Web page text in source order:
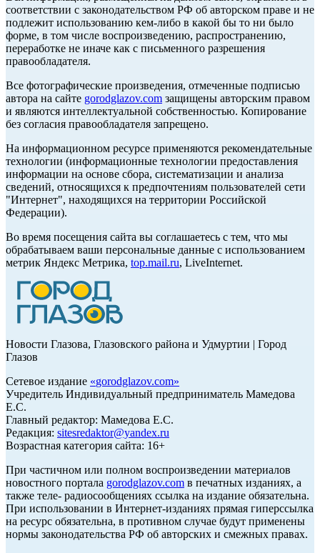
соответствии с законодательством РФ об авторском праве и не
подлежит использованию кем-либо в какой бы то ни было
форме, в том числе воспроизведению, распространению,
переработке не иначе как с письменного разрешения
правообладателя.
Все фотографические произведения, отмеченные подписью
автора на сайте gorodglazov.com защищены авторским правом
и являются интеллектуальной собственностью. Копирование
без согласия правообладателя запрещено.
На информационном ресурсе применяются рекомендательные
технологии (информационные технологии предоставления
информации на основе сбора, систематизации и анализа
сведений, относящихся к предпочтениям пользователей сети
"Интернет", находящихся на территории Российской
Федерации).
Во время посещения сайта вы соглашаетесь с тем, что мы
обрабатываем ваши персональные данные с использованием
метрик Яндекс Метрика, top.mail.ru, LiveInternet.
Новости Глазова, Глазовского района и Удмуртии | Город
Глазов
Сетевое издание «gorodglazov.com»
Учредитель Индивидуальный предприниматель Мамедова
Е.С.
Главный редактор: Мамедова Е.С.
Редакция: sitesredaktor@yandex.ru
Возрастная категория сайта: 16+
При частичном или полном воспроизведении материалов
новостного портала gorodglazov.com в печатных изданиях, а
также теле- радиосообщениях ссылка на издание обязательна.
При использовании в Интернет-изданиях прямая гиперссылка
на ресурс обязательна, в противном случае будут применены
нормы законодательства РФ об авторских и смежных правах.